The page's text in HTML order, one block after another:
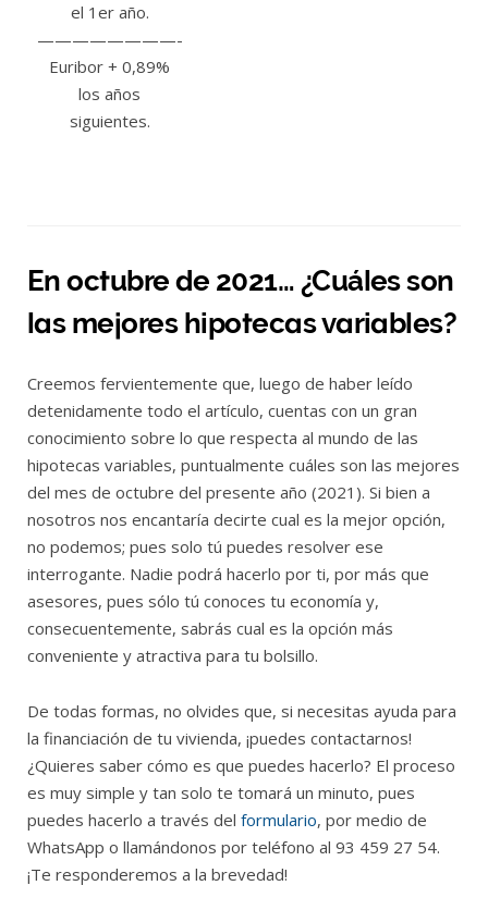
el 1er año.
————————-
Euribor + 0,89%
los años
siguientes.
En octubre de 2021… ¿Cuáles son
las mejores hipotecas variables?
Creemos fervientemente que, luego de haber leído
detenidamente todo el artículo, cuentas con un gran
conocimiento sobre lo que respecta al mundo de las
hipotecas variables, puntualmente cuáles son las mejores
del mes de octubre del presente año (2021). Si bien a
nosotros nos encantaría decirte cual es la mejor opción,
no podemos; pues solo tú puedes resolver ese
interrogante. Nadie podrá hacerlo por ti, por más que
asesores, pues sólo tú conoces tu economía y,
consecuentemente, sabrás cual es la opción más
conveniente y atractiva para tu bolsillo.
De todas formas, no olvides que, si necesitas ayuda para
la financiación de tu vivienda, ¡puedes contactarnos!
¿Quieres saber cómo es que puedes hacerlo? El proceso
es muy simple y tan solo te tomará un minuto, pues
puedes hacerlo a través del formulario, por medio de
WhatsApp o llamándonos por teléfono al 93 459 27 54.
¡Te responderemos a la brevedad!